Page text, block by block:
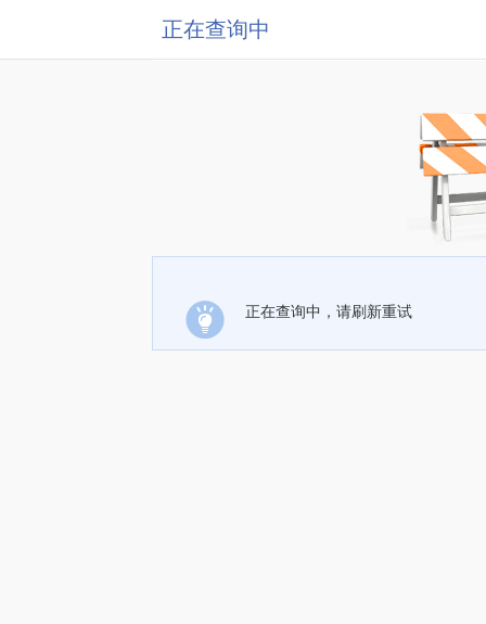
正在查询中
正在查询中，请刷新重试